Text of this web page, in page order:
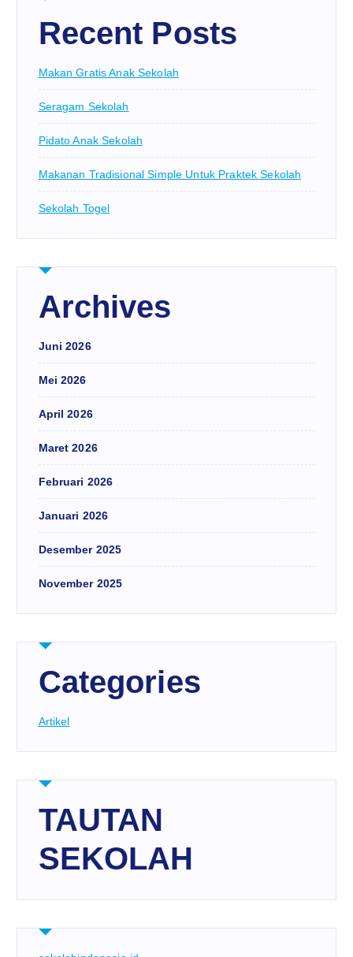
Recent Posts
Makan Gratis Anak Sekolah
Seragam Sekolah
Pidato Anak Sekolah
Makanan Tradisional Simple Untuk Praktek Sekolah
Sekolah Togel
Archives
Juni 2026
Mei 2026
April 2026
Maret 2026
Februari 2026
Januari 2026
Desember 2025
November 2025
Categories
Artikel
TAUTAN
SEKOLAH